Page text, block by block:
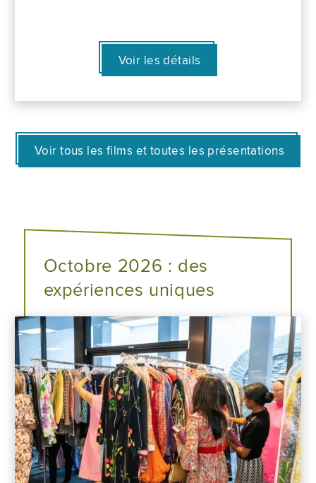
Voir les détails
Voir tous les films et toutes les présentations
Octobre 2026 : des
expériences uniques